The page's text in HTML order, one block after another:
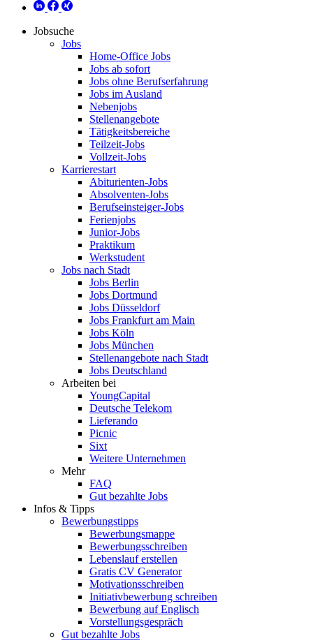
Jobsuche
Jobs
Home-Office Jobs
Jobs ab sofort
Jobs ohne Berufserfahrung
Jobs im Ausland
Nebenjobs
Stellenangebote
Tätigkeitsbereiche
Teilzeit-Jobs
Vollzeit-Jobs
Karrierestart
Abiturienten-Jobs
Absolventen-Jobs
Berufseinsteiger-Jobs
Ferienjobs
Junior-Jobs
Praktikum
Werkstudent
Jobs nach Stadt
Jobs Berlin
Jobs Dortmund
Jobs Düsseldorf
Jobs Frankfurt am Main
Jobs Köln
Jobs München
Stellenangebote nach Stadt
Jobs Deutschland
Arbeiten bei
YoungCapital
Deutsche Telekom
Lieferando
Picnic
Sixt
Weitere Unternehmen
Mehr
FAQ
Gut bezahlte Jobs
Infos & Tipps
Bewerbungstipps
Bewerbungsmappe
Bewerbungsschreiben
Lebenslauf erstellen
Gratis CV Generator
Motivationsschreiben
Initiativbewerbung schreiben
Bewerbung auf Englisch
Vorstellungsgespräch
Gut bezahlte Jobs